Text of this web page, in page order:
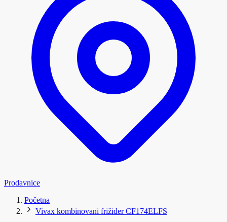
Prodavnice
Početna
Vivax kombinovani frižider CF174ELFS